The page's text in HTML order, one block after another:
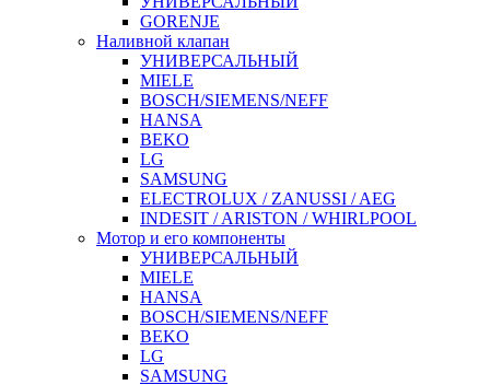
GORENJE
Наливной клапан
УНИВЕРСАЛЬНЫЙ
MIELE
BOSCH/SIEMENS/NEFF
HANSA
BEKO
LG
SAMSUNG
ELECTROLUX / ZANUSSI / AEG
INDESIT / ARISTON / WHIRLPOOL
Мотор и его компоненты
УНИВЕРСАЛЬНЫЙ
MIELE
HANSA
BOSCH/SIEMENS/NEFF
BEKO
LG
SAMSUNG